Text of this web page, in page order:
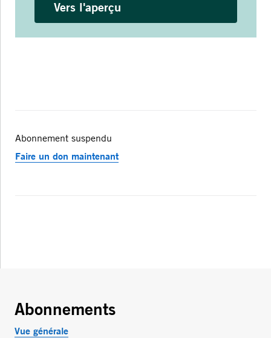
Abonnements
Vue générale
Vers l'aperçu
Abonnement suspendu
Faire un don maintenant